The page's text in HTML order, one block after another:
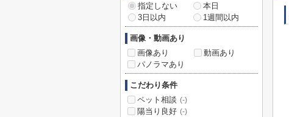
指定しない
本日
3日以内
1週間以内
画像・動画あり
画像あり
動画あり
パノラマあり
こだわり条件
ペット相談 (-)
陽当り良好 (-)